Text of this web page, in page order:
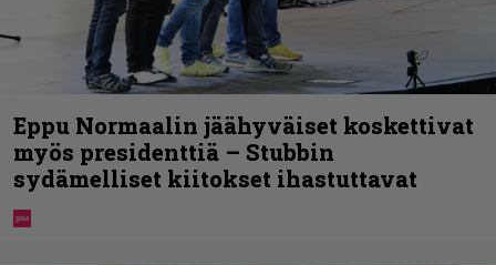
Eppu Normaalin jäähyväiset koskettivat
myös presidenttiä – Stubbin
sydämelliset kiitokset ihastuttavat